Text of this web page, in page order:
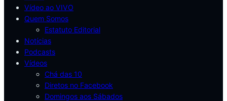
Vídeo ao VIVO
Quem Somos
Estatuto Editorial
Notícias
Podcasts
Vídeos
Chá das 10
Diretos no Facebook
Domingos aos Sábados